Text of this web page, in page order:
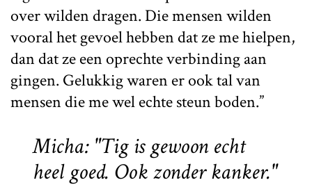
over wilden dragen. Die mensen wilden
vooral het gevoel hebben dat ze me hielpen,
dan dat ze een oprechte verbinding aan
gingen. Gelukkig waren er ook tal van
mensen die me wel echte steun boden.”
Micha: "Tig is gewoon echt
heel goed. Ook zonder kanker."